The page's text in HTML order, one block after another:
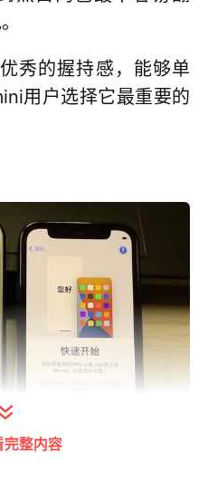
秀的握持感，能够单
用户选择它最重要的
完整内容